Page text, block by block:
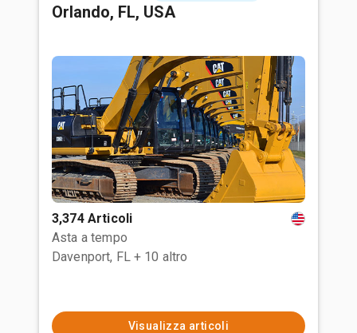
Orlando, FL, USA
3,374 Articoli
Asta a tempo
Davenport, FL + 10 altro
Visualizza articoli